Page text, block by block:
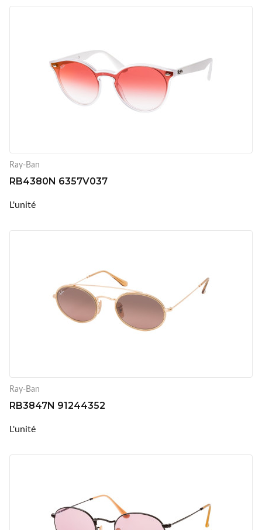
Ray-Ban
RB4380N 6357V037
L'unité
Ray-Ban
RB3847N 91244352
L'unité